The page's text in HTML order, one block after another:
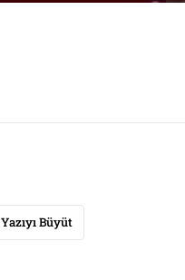
Yazıyı Büyüt